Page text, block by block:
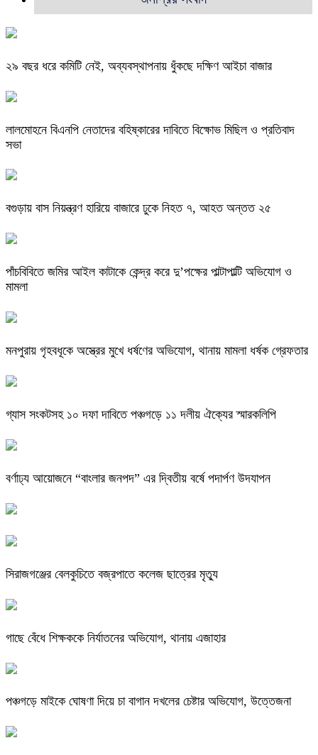
২৯ বছর ধরে কমিটি নেই, অব্যবস্থাপনায় ধুঁকছে দক্ষিণ আইচা বাজার
লালমোহনে বিএনপি নেতাদের বহিষ্কারের দাবিতে বিক্ষোভ মিছিল ও প্রতিবাদ
সভা
বগুড়ায় বাস নিয়ন্ত্রণ হারিয়ে বাজারে ঢুকে নিহত ৭, আহত অন্তত ২৫
পাঁচবিবিতে জমির আইল কাটাকে কেন্দ্র করে দু’পক্ষের পাল্টাপাল্টি অভিযোগ ও
মামলা
মনপুরায় গৃহবধূকে অস্ত্রের মুখে ধর্ষণের অভিযোগ, থানায় মামলা ধর্ষক গ্রেফতার
গ্যাস সংকটসহ ১০ দফা দাবিতে পঞ্চগড়ে ১১ দলীয় ঐক্যের স্মারকলিপি
বর্ণাঢ্য আয়োজনে “বাংলার জনপদ” এর দ্বিতীয় বর্ষে পদার্পণ উদযাপন
সিরাজগঞ্জের বেলকুচিতে বজ্রপাতে কলেজ ছাত্রের মৃত্যু
গাছে বেঁধে শিক্ষককে নির্যাতনের অভিযোগ, থানায় এজাহার
পঞ্চগড়ে মাইকে ঘোষণা দিয়ে চা বাগান দখলের চেষ্টার অভিযোগ, উত্তেজনা